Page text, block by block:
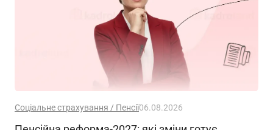
Соціальне страхування / Пенсії06.08.2026